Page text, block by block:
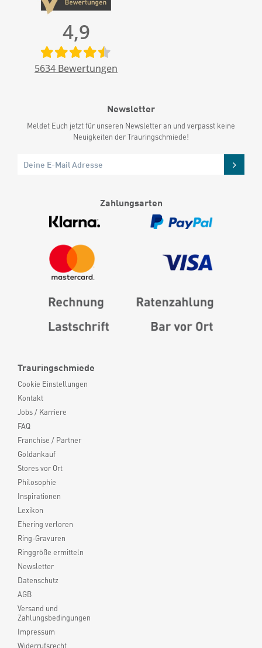
Trauringschmiede
Cookie Einstellungen
Kontakt
Jobs / Karriere
FAQ
Franchise / Partner
Goldankauf
Stores vor Ort
Philosophie
Inspirationen
Lexikon
Ehering verloren
Ring-Gravuren
Ringgröße ermitteln
Newsletter
Datenschutz
AGB
Versand und
Zahlungsbedingungen
Impressum
Widerrufsrecht
4,9
5634 Bewertungen
Newsletter
Meldet Euch jetzt für unseren Newsletter an und verpasst keine
Neuigkeiten der Trauringschmiede!
Zahlungsarten